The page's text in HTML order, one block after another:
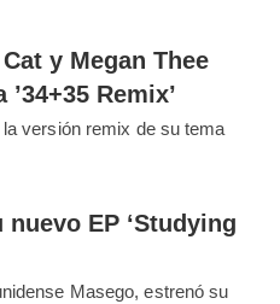
y Megan Thee
Remix’
versión remix de su tema
EP ‘Studying
Masego, estrenó su